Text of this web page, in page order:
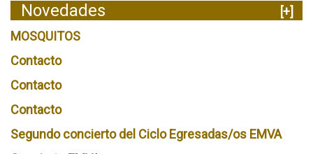
Novedades
[+]
MOSQUITOS
Contacto
Contacto
Contacto
Segundo concierto del Ciclo Egresadas/os EMVA